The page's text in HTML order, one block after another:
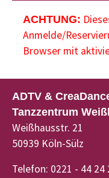
ACHTUNG:
Anmelde/
Browser mit
ADTV &
Tanzzentrum
Weißhausstr. 21
50939 Köln-Sülz
Telefon: 0221 - 44 24